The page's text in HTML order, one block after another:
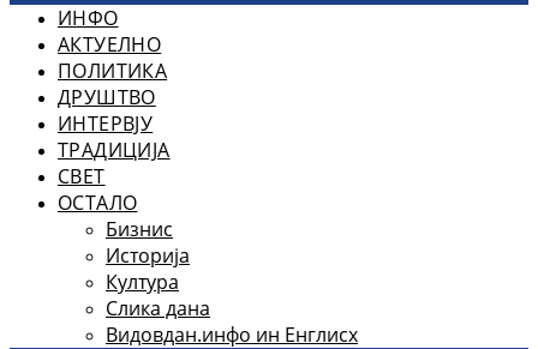
ИНФО
АКТУЕЛНО
ПОЛИТИКА
ДРУШТВО
ИНТЕРВЈУ
ТРАДИЦИЈА
СВЕТ
ОСТАЛО
Бизнис
Историја
Култура
Слика дана
Видовдан.инфо ин Енглисх